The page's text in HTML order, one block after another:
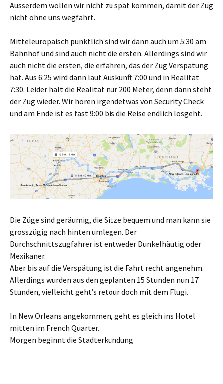
Ausserdem wollen wir nicht zu spät kommen, damit der Zug
nicht ohne uns wegfährt.
Mitteleuropäisch pünktlich sind wir dann auch um 5:30 am
Bahnhof und sind auch nicht die ersten. Allerdings sind wir
auch nicht die ersten, die erfahren, das der Zug Verspätung
hat. Aus 6:25 wird dann laut Auskunft 7:00 und in Realität
7:30. Leider hält die Realität nur 200 Meter, denn dann steht
der Zug wieder. Wir hören irgendetwas von Security Check
und am Ende ist es fast 9:00 bis die Reise endlich losgeht.
Die Züge sind geräumig, die Sitze bequem und man kann sie
grosszügig nach hinten umlegen. Der
Durchschnittszugfahrer ist entweder Dunkelhäutig oder
Mexikaner.
Aber bis auf die Verspätung ist die Fahrt recht angenehm.
Allerdings wurden aus den geplanten 15 Stunden nun 17
Stunden, vielleicht geht’s retour doch mit dem Flugi.
In New Orleans angekommen, geht es gleich ins Hotel
mitten im French Quarter.
Morgen beginnt die Stadterkundung